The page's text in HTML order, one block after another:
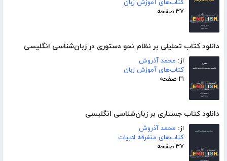
کتاب‌های آموزش زبان
۳۷ صفحه
دانلود کتاب تحلیلی بر نظام نحو دستوری در زبان‌شناسی انگلیسی
از: محمد آذروش
کتاب‌های آموزش زبان
۲۱ صفحه
دانلود کتاب جستاری بر زبان‌شناسی انگلیسی
از: محمد آذروش
کتاب‌های متفرقه ادبیات
۳۷ صفحه